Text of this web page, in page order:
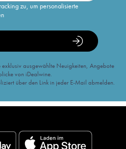
zu, um personalisierte
ausgewählte Neuigkeiten, Angebote
von iDealwine.
über den Link in jeder E-Mail abmelden.